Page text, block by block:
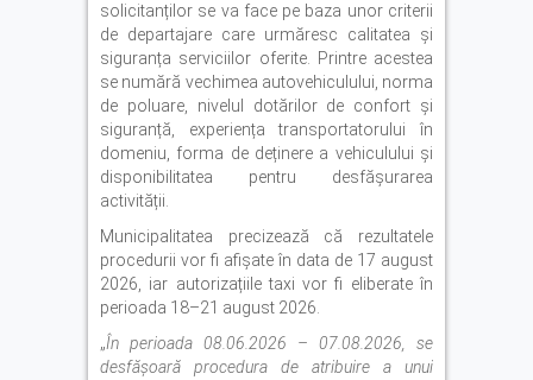
solicitanților se va face pe baza unor criterii
de departajare care urmăresc calitatea și
siguranța serviciilor oferite. Printre acestea
se numără vechimea autovehiculului, norma
de poluare, nivelul dotărilor de confort și
siguranță, experiența transportatorului în
domeniu, forma de deținere a vehiculului și
disponibilitatea pentru desfășurarea
activității.
Municipalitatea precizează că rezultatele
procedurii vor fi afișate în data de 17 august
2026, iar autorizațiile taxi vor fi eliberate în
perioada 18–21 august 2026.
„În perioada 08.06.2026 – 07.08.2026, se
desfășoară procedura de atribuire a unui